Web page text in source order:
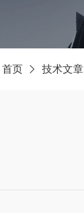
首页 技术文章